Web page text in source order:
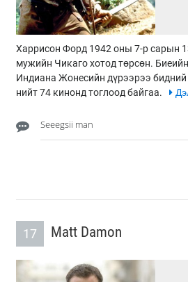
Харрисон Форд 1942 оны 7-р сарын
мужийн Чикаго хотод төрсөн.
Индиана Жонесийн дүрээрээ бидний
нийт 74 кинонд тоглоод байгаа.
Seeegsii man
17 Matt Damon